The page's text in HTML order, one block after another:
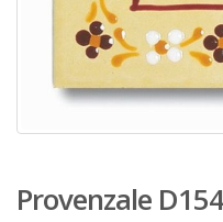
Provenzale